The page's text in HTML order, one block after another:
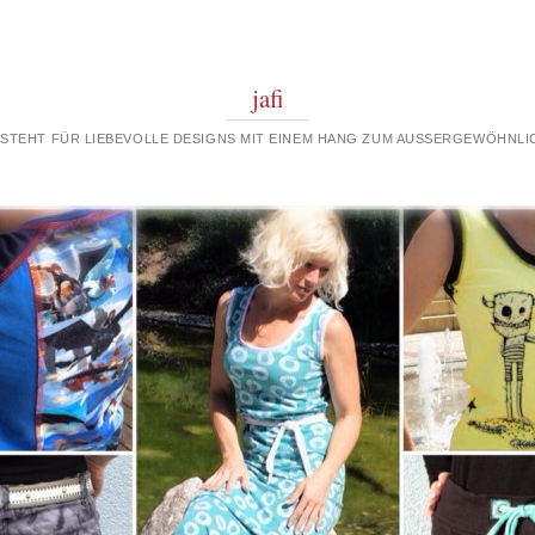
jafi
FÜR LIEBEVOLLE DESIGNS MIT EINEM HANG ZUM